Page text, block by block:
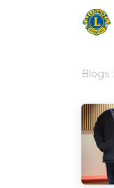
Se rendre au contenu
Blogs :